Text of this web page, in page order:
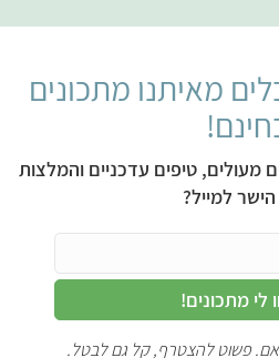
מאיתנו מתכונים
מעולים, טיפים עדכניים והמלצות
למייל?
לי מתכונים!